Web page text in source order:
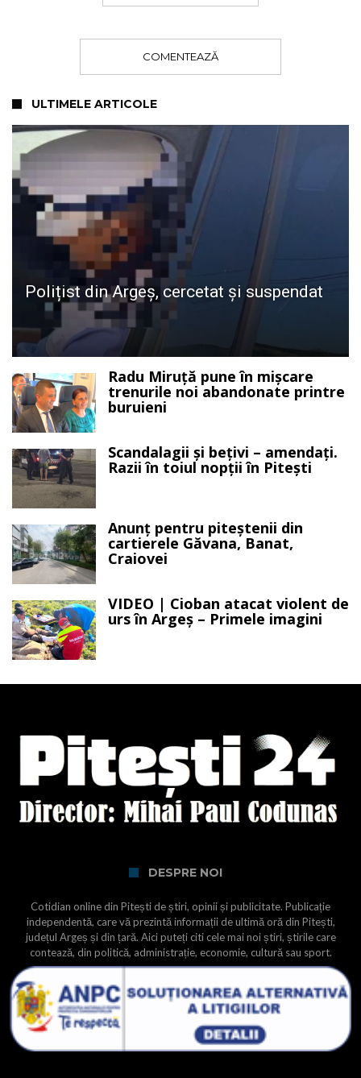
COMENTEAZĂ
ULTIMELE ARTICOLE
Polițist din Argeș, cercetat și suspendat
Radu Miruță pune în mișcare
trenurile noi abandonate printre
buruieni
Scandalagii și bețivi – amendați.
Razii în toiul nopții în Pitești
Anunț pentru piteștenii din
cartierele Găvana, Banat,
Craiovei
VIDEO | Cioban atacat violent de
urs în Argeș – Primele imagini
DESPRE NOI
Cotidian online din Pitești de știri, opinii și publicitate. Publicație
independentă, care vă prezintă informații de ultimă oră din Pitești,
județul Argeș și din țară. Aici puteți citi cele mai noi știri, știrile care
contează, din politică, administrație, economie, cultură sau sport.